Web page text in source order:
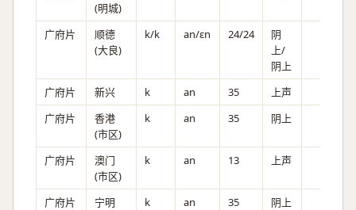
(明城)
广府片
顺德
(大良)
k/k an/ɛn 24/24
阴
上/
阴上
广府片
新兴 k an 35
上声
广府片
香港
(市区)
k an 35 阴上
广府片
澳门
(市区)
k an 13 上声
广府片
宁明
k an 35 阴上